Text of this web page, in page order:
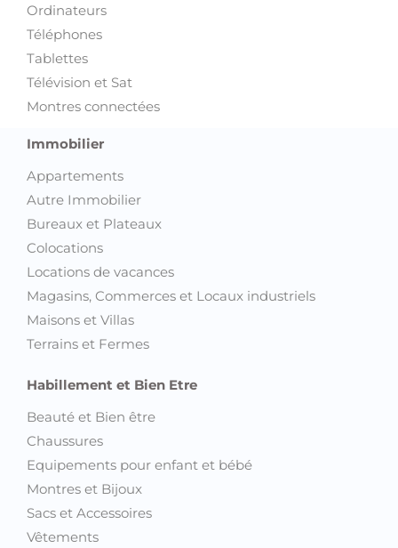
Ordinateurs
Téléphones
Tablettes
Télévision et Sat
Montres connectées
Immobilier
Appartements
Autre Immobilier
Bureaux et Plateaux
Colocations
Locations de vacances
Magasins, Commerces et Locaux industriels
Maisons et Villas
Terrains et Fermes
Habillement et Bien Etre
Beauté et Bien être
Chaussures
Equipements pour enfant et bébé
Montres et Bijoux
Sacs et Accessoires
Vêtements